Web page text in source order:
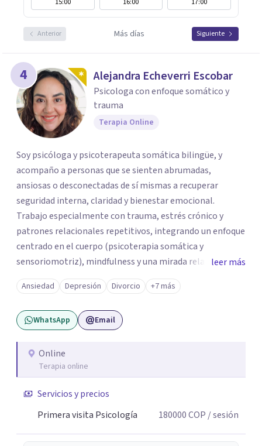
15:00 16:00 17:00
Anterior Más días Siguiente
4 Alejandra Echeverri Escobar
Psicologa con enfoque somático y
trauma
Terapia Online
Soy psicóloga y psicoterapeuta somática bilingüe, y
acompaño a personas que se sienten abrumadas,
ansiosas o desconectadas de sí mismas a recuperar
seguridad interna, claridad y bienestar emocional.
Trabajo especialmente con trauma, estrés crónico y
patrones relacionales repetitivos, integrando un enfoque
centrado en el cuerpo (psicoterapia somática y
sensoriomotriz), mindfulness y una mirada relacional y
psicodinámica. En terapia te ayudo a entender lo que te
pasa sin juicio, a regular tu sistema nervioso y a
desarrollar recursos concretos para sentirte más
presente, estable y en paz contigo. También tengo
lo que me permite abordar dinámicas profundas que
pueden estar influyendo en tu historia y tus vínculos
leer más
Ansiedad Depresión Divorcio +7 más
WhatsApp Email
Online
Terapia online
Servicios y precios
Primera visita Psicología
180000COP / sesión